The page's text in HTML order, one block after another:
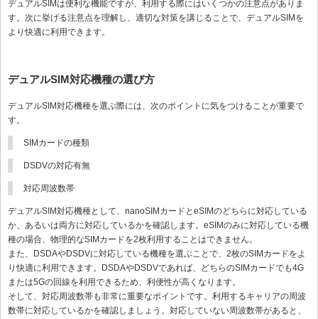
デュアルSIMは便利な機能ですが、利用する際にはいくつかの注意点がありま
す。次に挙げる注意点を理解し、適切な対策を講じることで、デュアルSIMを
より快適に利用できます。
デュアルSIM対応機種の選び方
デュアルSIM対応機種を選ぶ際には、次のポイントに気をつけることが重要で
す。
SIMカードの種類
DSDVの対応有無
対応周波数帯
デュアルSIM対応機種として、nanoSIMカードとeSIMのどちらに対応している
か、あるいは両方に対応しているかを確認します。eSIMのみに対応している機
種の場合、物理的なSIMカードを2枚利用することはできません。
また、DSDAやDSDVに対応している機種を選ぶことで、2枚のSIMカードをよ
り快適に利用できます。DSDAやDSDVであれば、どちらのSIMカードでも4G
または5Gの回線を利用できるため、利便性が高くなります。
そして、対応周波数帯も非常に重要なポイントです。利用するキャリアの周波
数帯に対応しているかを確認しましょう。対応していない周波数帯があると、